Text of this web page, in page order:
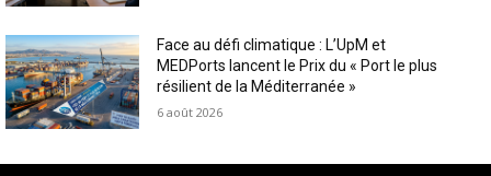
Face au défi climatique : L’UpM et
MEDPorts lancent le Prix du « Port le plus
résilient de la Méditerranée »
6 août 2026